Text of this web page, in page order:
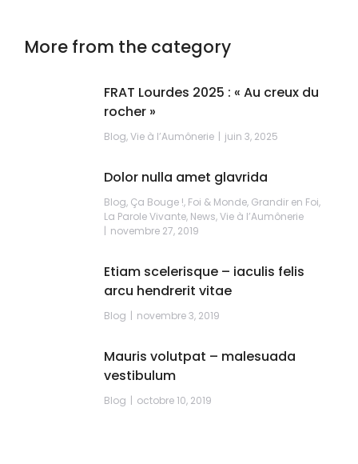
More from the category
FRAT Lourdes 2025 : « Au creux du
rocher »
Blog,Vie à l’Aumônerie juin 3, 2025
Dolor nulla amet glavrida
Blog, Ça Bouge !, Foi & Monde, Grandir en Foi,
La Parole Vivante, News,Vie à l’Aumônerie
novembre 27, 2019
Etiam scelerisque – iaculis felis
arcu hendrerit vitae
Blog novembre 3, 2019
Mauris volutpat – malesuada
vestibulum
Blog octobre 10, 2019